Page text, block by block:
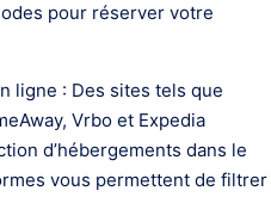
pour réserver votre
ligne : Des sites tels que
Vrbo et Expedia
d’hébergements dans le
vous permettent de filtrer